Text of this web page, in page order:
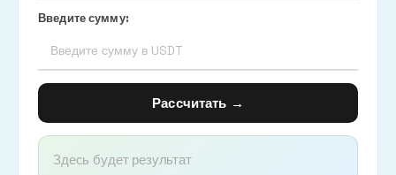
Введите сумму:
Рассчитать →
Здесь будет результат